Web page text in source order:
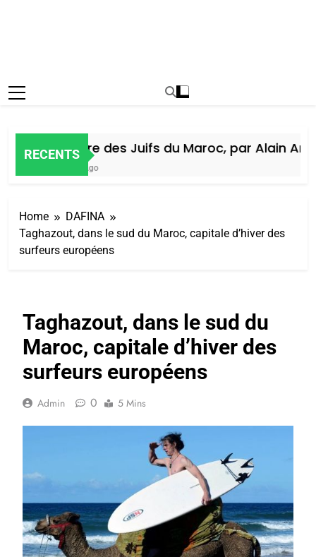
RECENTS
Histoire des Juifs du Maroc, par Alain Amiel
Home
DAFINA
Taghazout, dans le sud du Maroc, capitale d’hiver des
surfeurs européens
Taghazout, dans le sud du
Maroc, capitale d’hiver des
surfeurs européens
Admin 0 5 Mins